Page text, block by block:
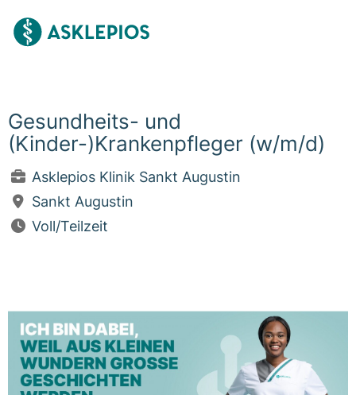
Gesundheits- und
(Kinder-)Krankenpfleger (w/m/d)
Asklepios Klinik Sankt Augustin
Sankt Augustin
Voll/Teilzeit